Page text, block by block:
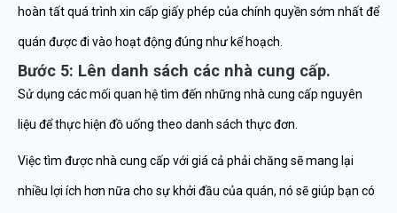
hoàn tất quá trình xin cấp giấy phép của chính quyền sớm nhất để
quán được đi vào hoạt động đúng như kế hoạch.
Bước 5: Lên danh sách các nhà cung cấp.
Sử dụng các mối quan hệ tìm đến những nhà cung cấp nguyên
liệu để thực hiện đồ uống theo danh sách thực đơn.
Việc tìm được nhà cung cấp với giá cả phải chăng sẽ mang lại
nhiều lợi ích hơn nữa cho sự khởi đầu của quán, nó sẽ giúp bạn có